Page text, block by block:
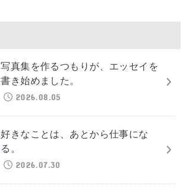
写真集を作るつもりが、エッセイを
書き始めました。
2026.08.05
好きなことは、あとから仕事にな
る。
2026.07.30